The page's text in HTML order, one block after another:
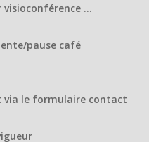
…
pause café
via le formulaire contact